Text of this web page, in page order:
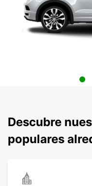
Descubre
populares